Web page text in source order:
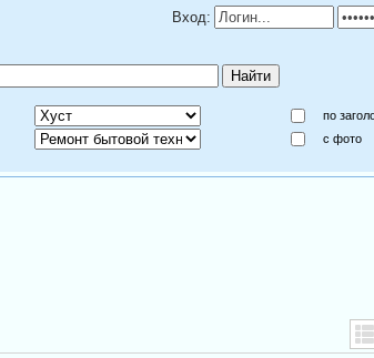
Вход:
по
c фото